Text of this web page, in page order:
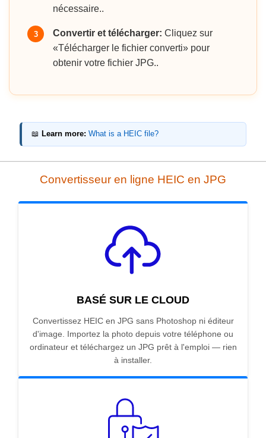
nécessaire..
3 Convertir et télécharger: Cliquez sur
«Télécharger le fichier converti» pour
obtenir votre fichier JPG..
📖 Learn more: What is a HEIC file?
Convertisseur en ligne HEIC en JPG
BASÉ SUR LE CLOUD
Convertissez HEIC en JPG sans Photoshop ni éditeur
d'image. Importez la photo depuis votre téléphone ou
ordinateur et téléchargez un JPG prêt à l'emploi — rien
à installer.